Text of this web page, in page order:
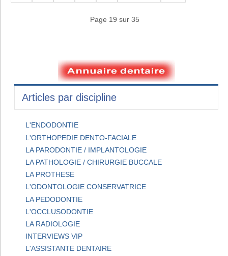
Page 19 sur 35
Articles par discipline
L'ENDODONTIE
L'ORTHOPEDIE DENTO-FACIALE
LA PARODONTIE / IMPLANTOLOGIE
LA PATHOLOGIE / CHIRURGIE BUCCALE
LA PROTHESE
L'ODONTOLOGIE CONSERVATRICE
LA PEDODONTIE
L'OCCLUSODONTIE
LA RADIOLOGIE
INTERVIEWS VIP
L'ASSISTANTE DENTAIRE